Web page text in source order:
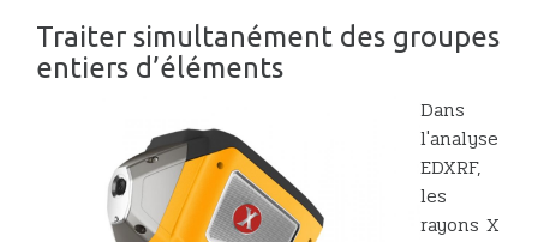
Traiter simultanément des groupes
entiers d’éléments
Dans
l'analyse
EDXRF,
les
rayons X